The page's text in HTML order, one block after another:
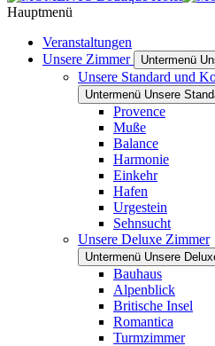
Hauptmenü
Veranstaltungen
Unsere Zimmer
Untermenü
Unsere Standard und
Untermenü Unsere
Provence
Muße
Balance
Harmonie
Einkehr
Hafen
Urgestein
Sehnsucht
Unsere Deluxe Zimmer
Untermenü Unsere
Bauhaus
Alpenblick
Britische Insel
Romantica
Turmzimmer